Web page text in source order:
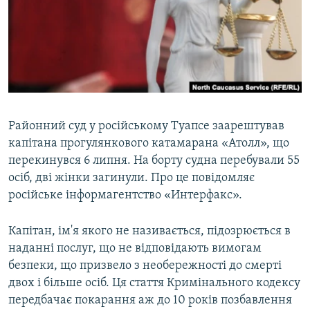
УКРАЇНСЬКА ПРОБЛЕМА КРИМУ
ЯК ОБІЙТИ БЛОКУВАННЯ
Усі сайти RFE/RL
Районний суд у російському Туапсе заарештував
капітана прогулянкового катамарана «Атолл», що
перекинувся 6 липня. На борту судна перебували 55
осіб, дві жінки загинули. Про це повідомляє
російське інформагентство «Интерфакс».
Капітан, ім'я якого не називається, підозрюється в
наданні послуг, що не відповідають вимогам
безпеки, що призвело з необережності до смерті
двох і більше осіб. Ця стаття Кримінального кодексу
передбачає покарання аж до 10 років позбавлення